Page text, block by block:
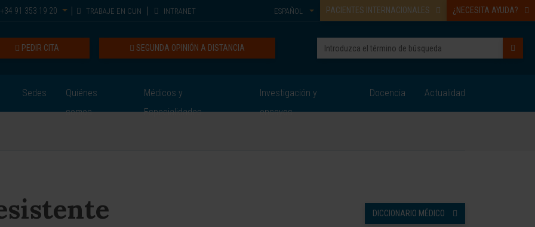
+34 91 353 19 20 TRABAJE EN CUN INTRANET PACIENTES INTERNACIONALES ¿NECESITA AYUDA?
ESPAÑOL
SEGUNDA OPINIÓN A DISTANCIA
PEDIR CITA
Sedes
Quiénes
somos
Médicos y
Especialidades
Investigación y
ensayos
Docencia Actualidad
DICCIONARIO MÉDICO